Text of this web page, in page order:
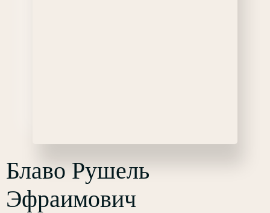
Блаво Рушель
Эфраимович